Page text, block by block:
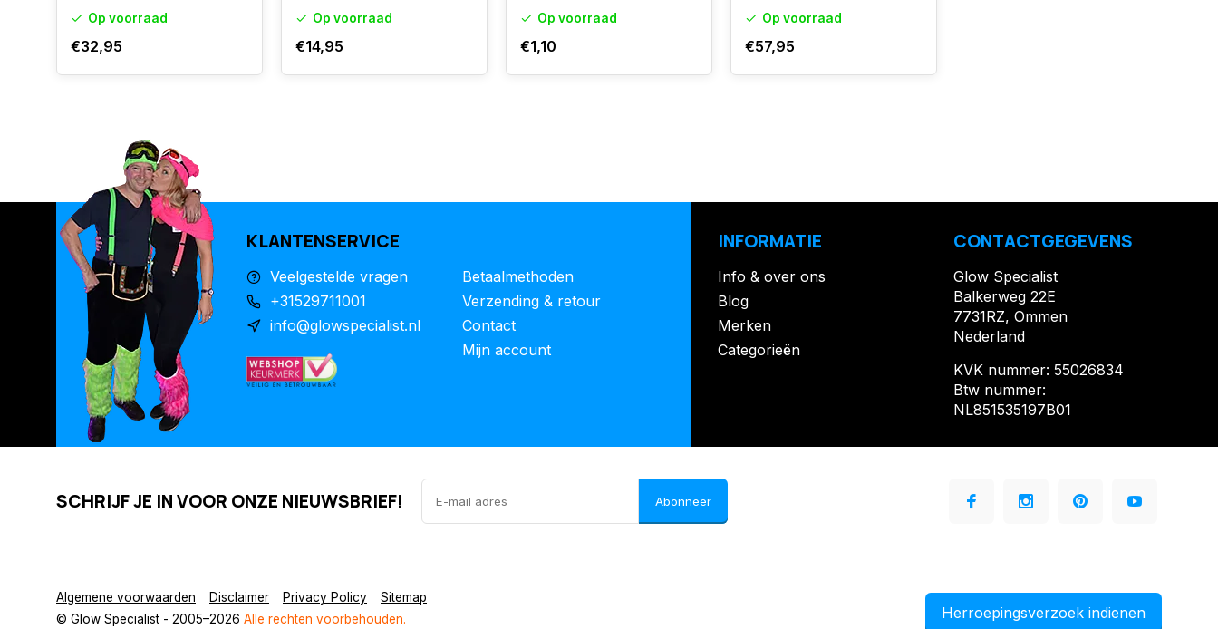
Op voorraad
€32,95
Op voorraad
€14,95
Op voorraad
€1,10
Op voorraad
€57,95
KLANTENSERVICE
Veelgestelde vragen
+31529711001
info@glowspecialist.nl
Betaalmethoden
Verzending & retour
Contact
Mijn account
INFORMATIE
Info & over ons
Blog
Merken
Categorieën
CONTACTGEGEVENS
Glow Specialist
Balkerweg 22E
7731RZ, Ommen
Nederland
KVK nummer: 55026834
Btw nummer:
NL851535197B01
SCHRIJF JE IN VOOR ONZE NIEUWSBRIEF! Abonneer
Algemene voorwaarden Disclaimer Privacy Policy
Sitemap
© Glow Specialist - 2005–2026 Alle rechten voorbehouden. Herroepingsverzoek indienen